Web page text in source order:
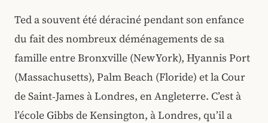
Ted a souvent été déraciné pendant son enfance
du fait des nombreux déménagements de sa
famille entre Bronxville (New York), Hyannis Port
(Massachusetts), Palm Beach (Floride) et la Cour
de Saint‑James à Londres, en Angleterre. C’est à
l’école Gibbs de Kensington, à Londres, qu’il a